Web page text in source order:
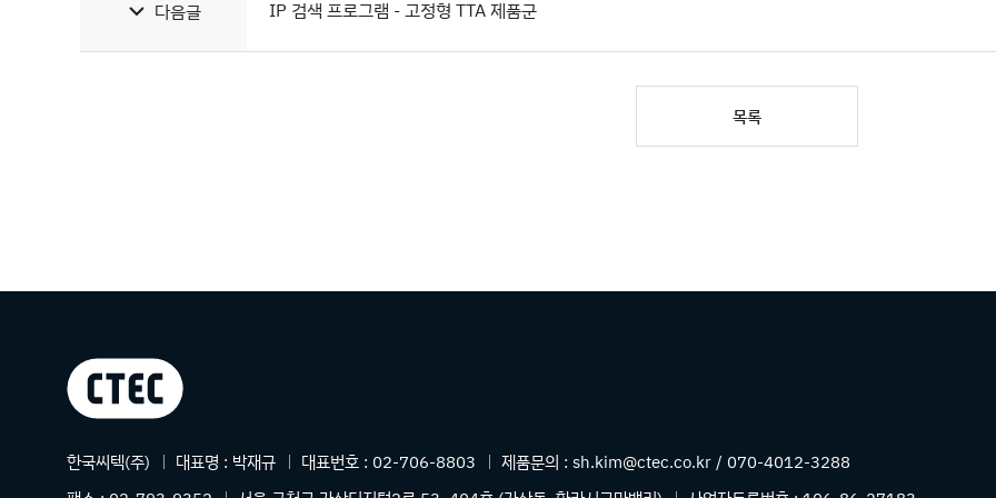
다음글 IP 검색 프로그램 - 고정형 TTA 제품군
목록
상호명
한국씨텍(주) 대표명 : 박재규 대표번호 : 02-706-8803
제품문의 : sh.kim@ctec.co.kr / 070-4012-3288